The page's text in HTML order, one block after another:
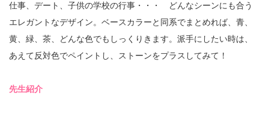
仕事、デート、子供の学校の行事・・・ どんなシーンにも合う
エレガントなデザイン。ベースカラーと同系でまとめれば、青、
黄、緑、茶、どんな色でもしっくりきます。派手にしたい時は、
あえて反対色でペイントし、ストーンをプラスしてみて！
先生紹介